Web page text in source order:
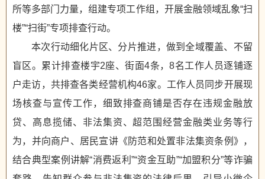
所等多部门力量，组建专项工作组，开展金融领域乱象“扫
楼”“扫街”专项排查行动。
本次行动细化片区、分片推进，做到全域覆盖、不留
盲区。累计排查楼宇2座、街面4条，8名工作人员逐铺逐
户走访，共排查各类经营机构46家。工作人员同步开展现
场核查与宣传工作，细致排查商铺是否存在违规金融放
贷、高息揽储、非法集资、超范围经营金融类业务等行
为，并向商户、居民宣讲《防范和处置非法集资条例》，
结合典型案例讲解“消费返利”“资金互助”“加盟积分”等诈骗